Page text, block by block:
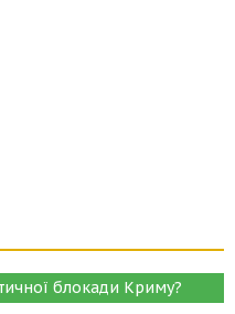
блокади Криму?